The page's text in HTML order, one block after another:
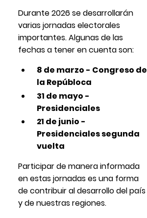
Durante 2026 se desarrollarán
varias jornadas electorales
importantes. Algunas de las
fechas a tener en cuenta son:
8 de marzo - Congreso de
la Repúbloca
31 de mayo -
Presidenciales
21 de junio -
Presidenciales segunda
vuelta
Participar de manera informada
en estas jornadas es una forma
de contribuir al desarrollo del país
y de nuestras regiones.